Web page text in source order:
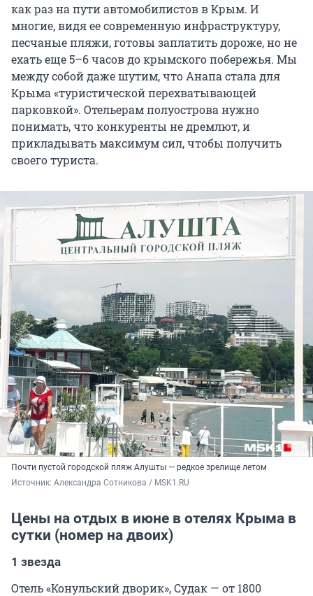
как раз на пути автомобилистов в Крым. И
многие, видя ее современную инфраструктуру,
песчаные пляжи, готовы заплатить дороже, но не
ехать еще 5–6 часов до крымского побережья. Мы
между собой даже шутим, что Анапа стала для
Крыма «туристической перехватывающей
парковкой». Отельерам полуострова нужно
понимать, что конкуренты не дремлют, и
прикладывать максимум сил, чтобы получить
своего туриста.
Почти пустой городской пляж Алушты — редкое зрелище летом
Источник: Александра Сотникова / MSK1.RU
Цены на отдых в июне в отелях Крыма в
сутки (номер на двоих)
1 звезда
Отель «Конульский дворик», Судак — от 1800